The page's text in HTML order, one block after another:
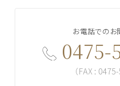
お電話でのお
0475-
（FAX :